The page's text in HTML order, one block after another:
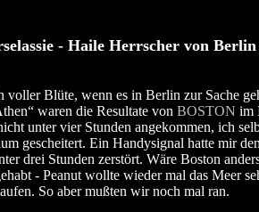
- Haile Herrscher von Berlin
voller Blüte, wenn es in Berlin zur Sache
waren die Resultate von BOSTON im
unter vier Stunden angekommen, ich
gescheitert. Ein Handysignal hatte mir
drei Stunden zerstört. Wäre Boston
- Peanut wollte wieder mal das Meer
So aber mußten wir noch mal ran.